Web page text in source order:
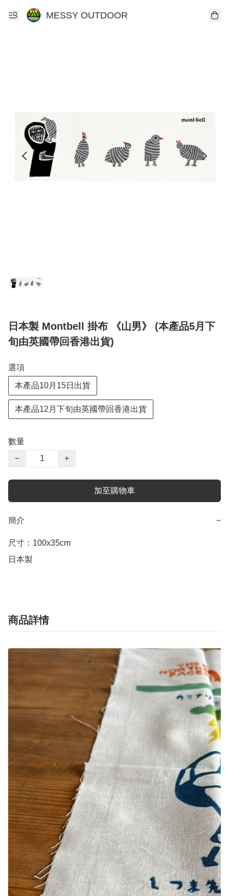
MESSY OUTDOOR
日本製 Montbell 掛布 《山男》 (本產品5月下
旬由英國帶回香港出貨)
選項
本產品10月15日出貨
本產品12月下旬由英國帶回香港出貨
數量
−
+
加至購物車
簡介 −
尺寸：100x35cm
日本製
商品詳情